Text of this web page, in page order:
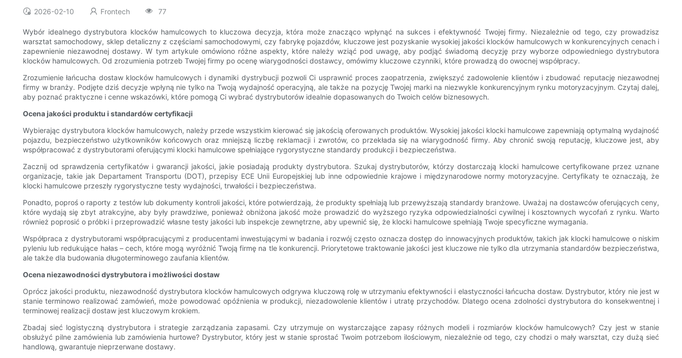
2026-02-10 Frontech 77
Wybór idealnego dystrybutora klocków hamulcowych to kluczowa decyzja, która może znacząco wpłynąć na sukces i efektywność Twojej firmy. Niezależnie od tego, czy prowadzisz
warsztat samochodowy, sklep detaliczny z częściami samochodowymi, czy fabrykę pojazdów, kluczowe jest pozyskanie wysokiej jakości klocków hamulcowych w konkurencyjnych cenach i
zapewnienie niezawodnej dostawy. W tym artykule omówiono różne aspekty, które należy wziąć pod uwagę, aby podjąć świadomą decyzję przy wyborze odpowiedniego dystrybutora
klocków hamulcowych. Od zrozumienia potrzeb Twojej firmy po ocenę wiarygodności dostawcy, omówimy kluczowe czynniki, które prowadzą do owocnej współpracy.
Zrozumienie łańcucha dostaw klocków hamulcowych i dynamiki dystrybucji pozwoli Ci usprawnić proces zaopatrzenia, zwiększyć zadowolenie klientów i zbudować reputację niezawodnej
firmy w branży. Podjęte dziś decyzje wpłyną nie tylko na Twoją wydajność operacyjną, ale także na pozycję Twojej marki na niezwykle konkurencyjnym rynku motoryzacyjnym. Czytaj dalej,
aby poznać praktyczne i cenne wskazówki, które pomogą Ci wybrać dystrybutorów idealnie dopasowanych do Twoich celów biznesowych.
Ocena jakości produktu i standardów certyfikacji
Wybierając dystrybutora klocków hamulcowych, należy przede wszystkim kierować się jakością oferowanych produktów. Wysokiej jakości klocki hamulcowe zapewniają optymalną wydajność
pojazdu, bezpieczeństwo użytkowników końcowych oraz mniejszą liczbę reklamacji i zwrotów, co przekłada się na wiarygodność firmy. Aby chronić swoją reputację, kluczowe jest, aby
współpracować z dystrybutorami oferującymi klocki hamulcowe spełniające rygorystyczne standardy produkcji i bezpieczeństwa.
Zacznij od sprawdzenia certyfikatów i gwarancji jakości, jakie posiadają produkty dystrybutora. Szukaj dystrybutorów, którzy dostarczają klocki hamulcowe certyfikowane przez uznane
organizacje, takie jak Departament Transportu (DOT), przepisy ECE Unii Europejskiej lub inne odpowiednie krajowe i międzynarodowe normy motoryzacyjne. Certyfikaty te oznaczają, że
klocki hamulcowe przeszły rygorystyczne testy wydajności, trwałości i bezpieczeństwa.
Ponadto, poproś o raporty z testów lub dokumenty kontroli jakości, które potwierdzają, że produkty spełniają lub przewyższają standardy branżowe. Uważaj na dostawców oferujących ceny,
które wydają się zbyt atrakcyjne, aby były prawdziwe, ponieważ obniżona jakość może prowadzić do wyższego ryzyka odpowiedzialności cywilnej i kosztownych wycofań z rynku. Warto
również poprosić o próbki i przeprowadzić własne testy jakości lub inspekcje zewnętrzne, aby upewnić się, że klocki hamulcowe spełniają Twoje specyficzne wymagania.
Współpraca z dystrybutorami współpracującymi z producentami inwestującymi w badania i rozwój często oznacza dostęp do innowacyjnych produktów, takich jak klocki hamulcowe o niskim
pyleniu lub redukujące hałas – cech, które mogą wyróżnić Twoją firmę na tle konkurencji. Priorytetowe traktowanie jakości jest kluczowe nie tylko dla utrzymania standardów bezpieczeństwa,
ale także dla budowania długoterminowego zaufania klientów.
Ocena niezawodności dystrybutora i możliwości dostaw
Oprócz jakości produktu, niezawodność dystrybutora klocków hamulcowych odgrywa kluczową rolę w utrzymaniu efektywności i elastyczności łańcucha dostaw. Dystrybutor, który nie jest w
stanie terminowo realizować zamówień, może powodować opóźnienia w produkcji, niezadowolenie klientów i utratę przychodów. Dlatego ocena zdolności dystrybutora do konsekwentnej i
terminowej realizacji dostaw jest kluczowym krokiem.
Zbadaj sieć logistyczną dystrybutora i strategie zarządzania zapasami. Czy utrzymuje on wystarczające zapasy różnych modeli i rozmiarów klocków hamulcowych? Czy jest w stanie
obsłużyć pilne zamówienia lub zamówienia hurtowe? Dystrybutor, który jest w stanie sprostać Twoim potrzebom ilościowym, niezależnie od tego, czy chodzi o mały warsztat, czy dużą sieć
handlową, gwarantuje nieprzerwane dostawy.